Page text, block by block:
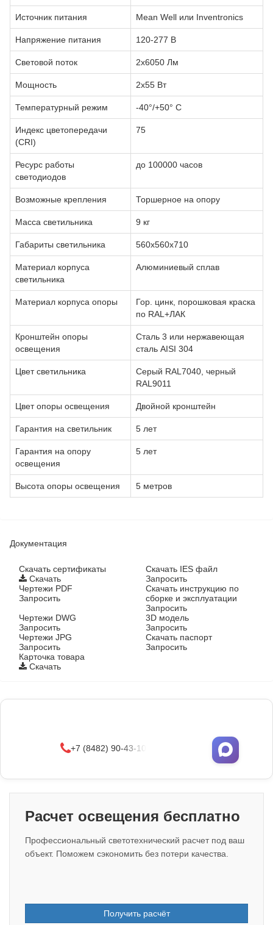
Источник питания Mean Well или Inventronics
Напряжение питания 120-277 В
Световой поток 2х6050 Лм
Мощность 2х55 Вт
Температурный режим -40°/+50° С
Индекс цветопередачи
(CRI)
75
Ресурс работы
светодиодов
до 100000 часов
Возможные крепления Торшерное на опору
Масса светильника 9 кг
Габариты светильника 560х560х710
Материал корпуса
светильника
Алюминиевый сплав
Материал корпуса опоры
Гор. цинк, порошковая краска
по RAL+ЛАК
Кронштейн опоры
освещения
Сталь 3 или нержавеющая
сталь AISI 304
Цвет светильника
Серый RAL7040, черный
RAL9011
Цвет опоры освещения Двойной кронштейн
Гарантия на светильник 5 лет
Гарантия на опору
освещения
5 лет
Высота опоры освещения 5 метров
Документация
Cкачать сертификаты
Скачать
Скачать IES файл
Запросить
Чертежи PDF
Запросить
Скачать инструкцию по
сборке и эксплуатации
Запросить
Чертежи DWG
Запросить
3D модель
Запросить
Чертежи JPG
Запросить
Скачать паспорт
Запросить
Карточка товара
Скачать
+7 (8482) 90-43-10
Расчет освещения бесплатно
Профессиональный светотехнический расчет под ваш
объект. Поможем сэкономить без потери качества.
Получить расчёт